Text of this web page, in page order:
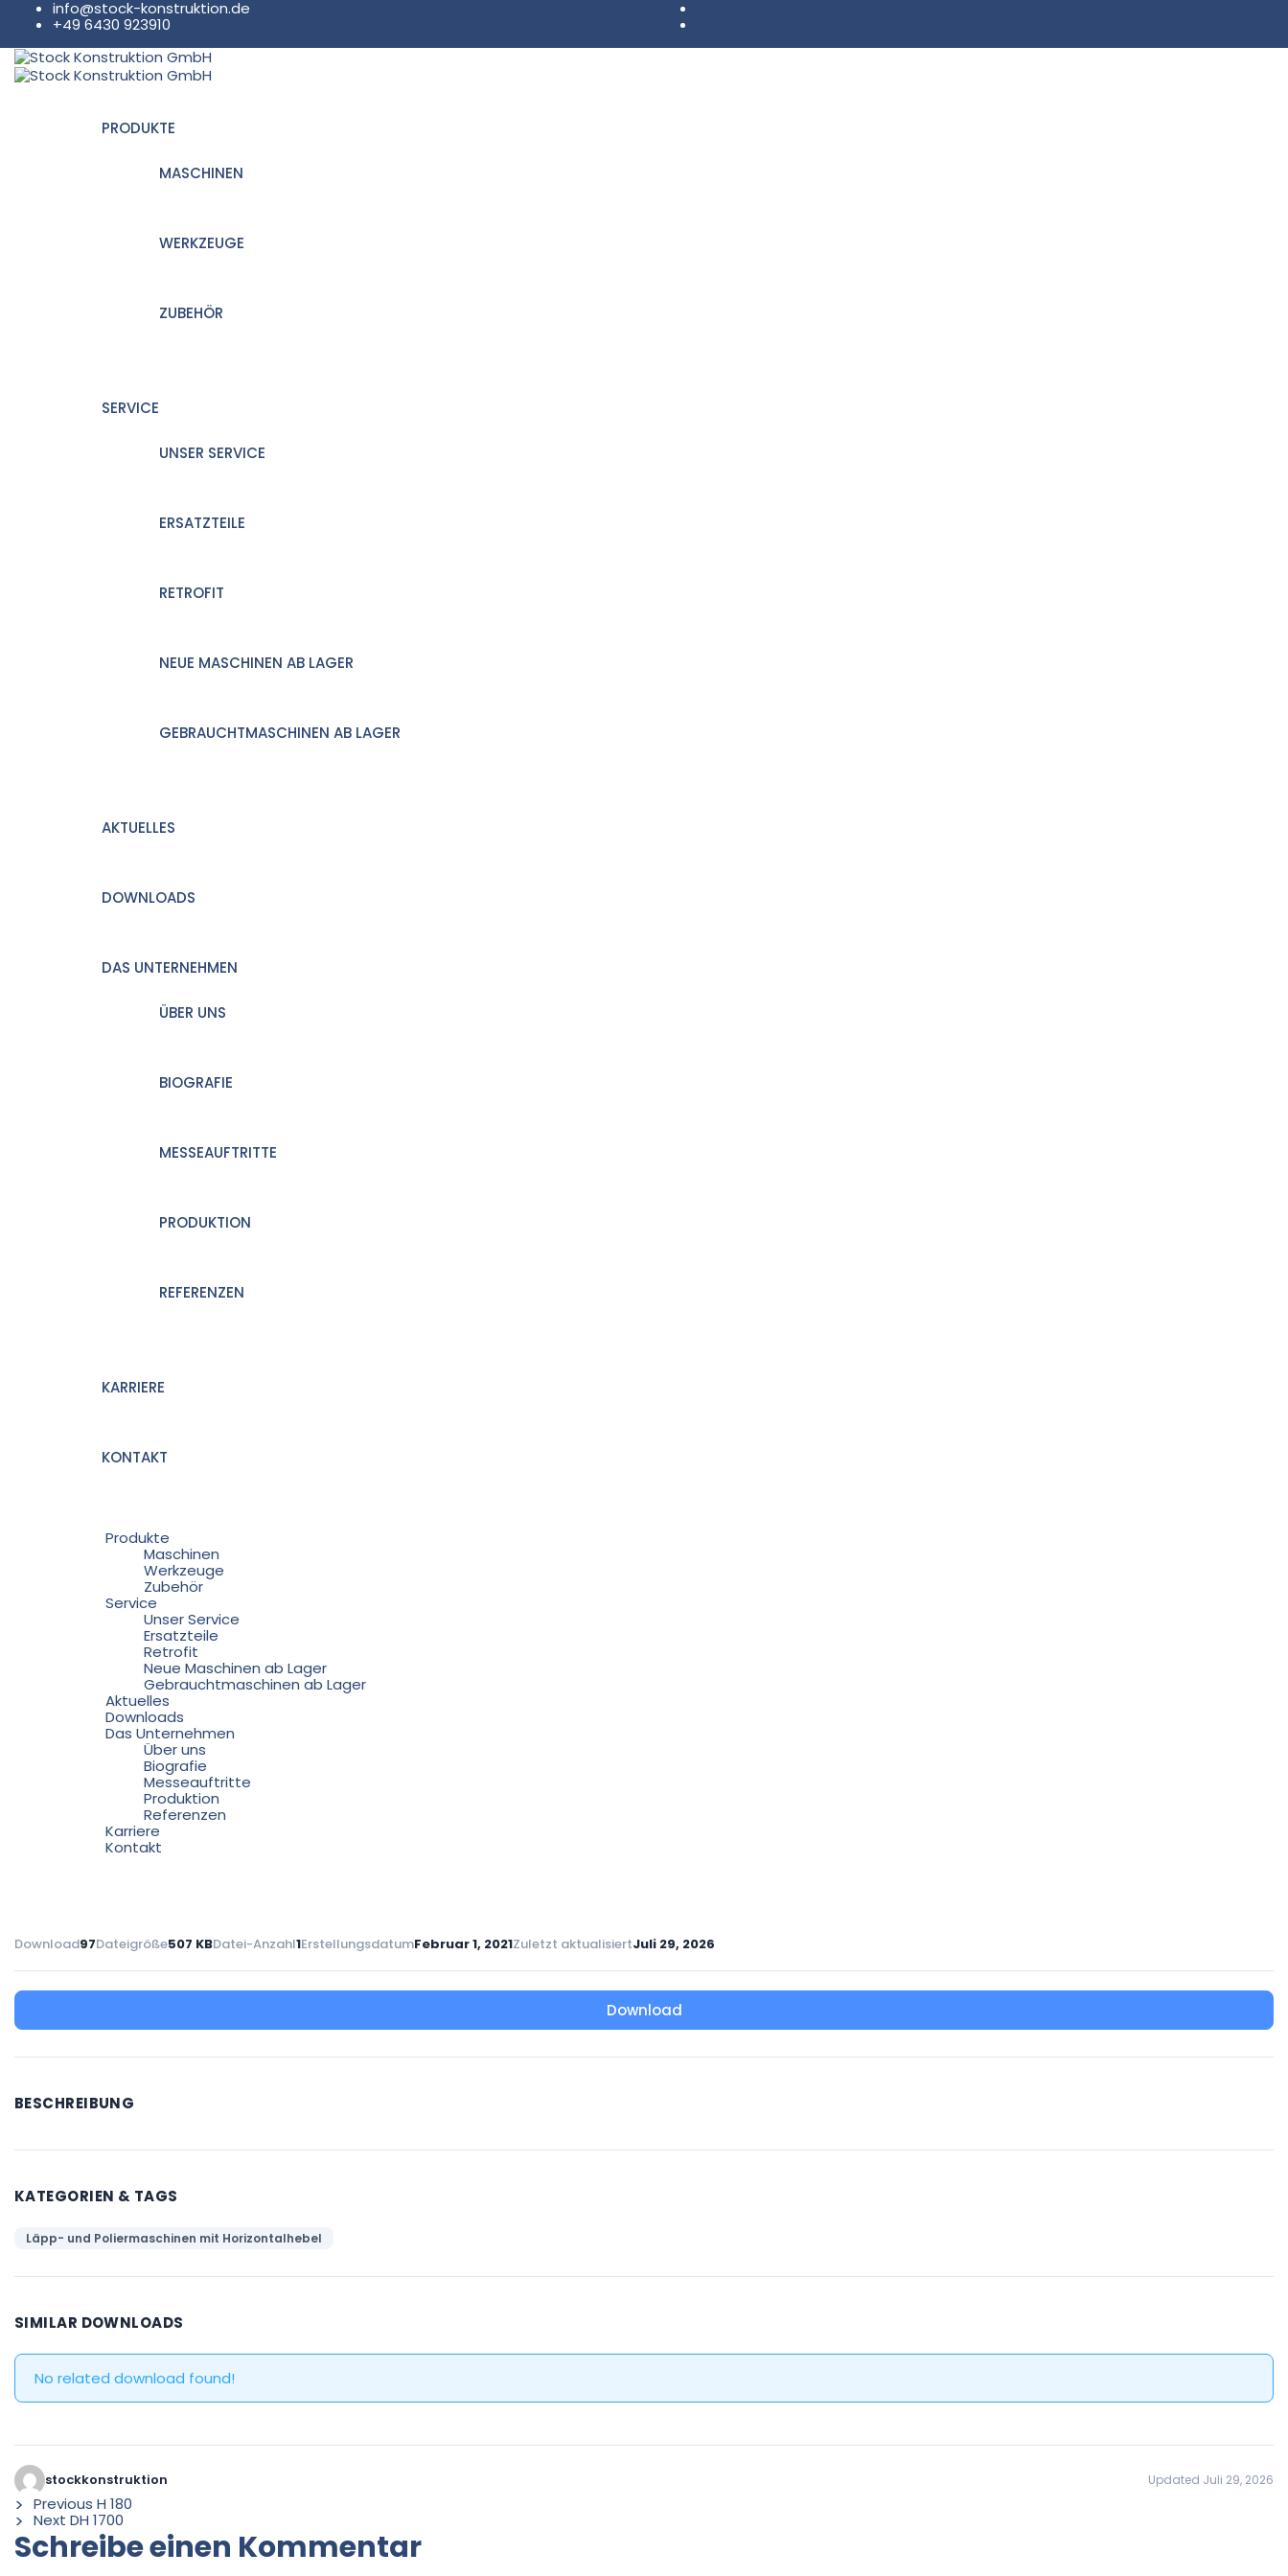
info@stock-konstruktion.de
+49 6430 923910
PRODUKTE
MASCHINEN
WERKZEUGE
ZUBEHÖR
SERVICE
UNSER SERVICE
ERSATZTEILE
RETROFIT
NEUE MASCHINEN AB LAGER
GEBRAUCHTMASCHINEN AB LAGER
AKTUELLES
DOWNLOADS
DAS UNTERNEHMEN
ÜBER UNS
BIOGRAFIE
MESSEAUFTRITTE
PRODUKTION
REFERENZEN
KARRIERE
KONTAKT
Produkte
Maschinen
Werkzeuge
Zubehör
Service
Unser Service
Ersatzteile
Retrofit
Neue Maschinen ab Lager
Gebrauchtmaschinen ab Lager
Aktuelles
Downloads
Das Unternehmen
Über uns
Biografie
Messeauftritte
Produktion
Referenzen
Karriere
Kontakt
Download97Dateigröße507 KBDatei-Anzahl1ErstellungsdatumFebruar 1, 2021Zuletzt aktualisiertJuli 29, 2026
Download
BESCHREIBUNG
KATEGORIEN & TAGS
Läpp- und Poliermaschinen mit Horizontalhebel
SIMILAR DOWNLOADS
No related download found!
stockkonstruktion Updated Juli 29, 2026
Previous H 180
Next DH 1700
Schreibe einen Kommentar